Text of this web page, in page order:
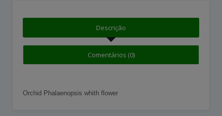
Descrição
Comentários (0)
Orchid Phalaenopsis whith flower